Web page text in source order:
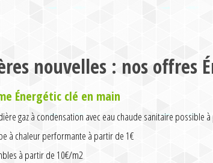
nouvelles : nos offres
Énergétic clé en main
gaz à condensation avec eau chaude sanitaire possible
à chaleur performante à partir de 1€
à partir de 10€/m2